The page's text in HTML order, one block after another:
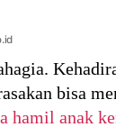
bisa
hamil anak